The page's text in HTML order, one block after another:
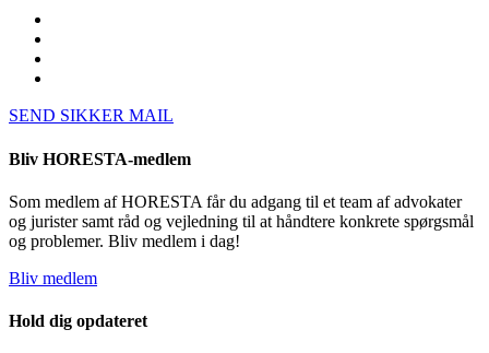
SEND SIKKER MAIL
Bliv HORESTA-medlem
Som medlem af HORESTA får du adgang til et team af advokater
og jurister samt råd og vejledning til at håndtere konkrete spørgsmål
og problemer. Bliv medlem i dag!
Bliv medlem
Hold dig opdateret